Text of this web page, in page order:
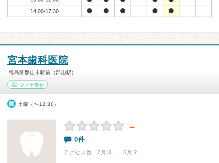
14:00-17:30
宮本歯科医院
福島県郡山市駅前（郡山駅）
マイナ受付
土曜（〜12:30）
－
0件
アクセス数 7月:3 | 6月:2